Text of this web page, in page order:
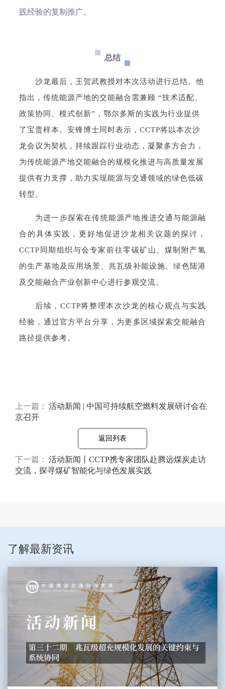
践经验的复制推广。
总结
沙龙最后，王贺武教授对本次活动进行总结。他
指出，传统能源产地的交能融合需兼顾 “技术适配、
政策协同、模式创新”，鄂尔多斯的实践为行业提供
了宝贵样本。安锋博士同时表示，CCTP将以本次沙
龙会议为契机，持续跟踪行业动态，凝聚多方合力，
为传统能源产地交能融合的规模化推进与高质量发展
提供有力支撑，助力实现能源与交通领域的绿色低碳
转型。
为进一步探索在传统能源产地推进交通与能源融
合的具体实践，更好地促进沙龙相关议题的探讨，
CCTP同期组织与会专家前往零碳矿山、煤制附产氢
的生产基地及应用场景、兆瓦级补能设施、绿色陆港
及交能融合产业创新中心进行参观交流。
后续，CCTP将整理本次沙龙的核心观点与实践
经验，通过官方平台分享，为更多区域探索交能融合
路径提供参考。
上一篇： 活动新闻 | 中国可持续航空燃料发展研讨会在
京召开
返回列表
下一篇： 活动新闻丨CCTP携专家团队赴腾远煤炭走访
交流，探寻煤矿智能化与绿色发展实践
了解最新资讯